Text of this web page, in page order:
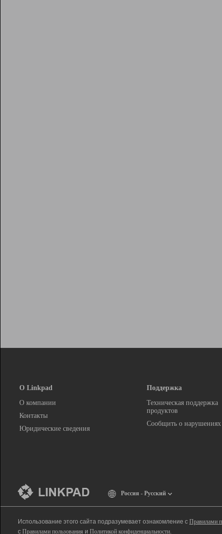
О Linkpad
О компании
Контакты
Юридические сведения
Поддержка
Техническая поддержка
продуктов
Сообщить о нарушениях
Россия - Русский
Использование этого сайта подразумевает ознакомление с Правилами
с Правилами пользования и Политикой конфиденциальности.